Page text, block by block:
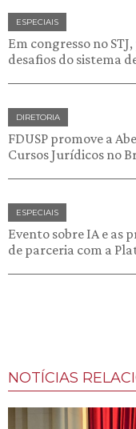
ESPECIAIS
Em congresso no
desafios do sistema
DIRETORIA
FDUSP promove a
Cursos Jurídicos no
ESPECIAIS
Evento sobre IA e as
de parceria com a
NOTÍCIAS